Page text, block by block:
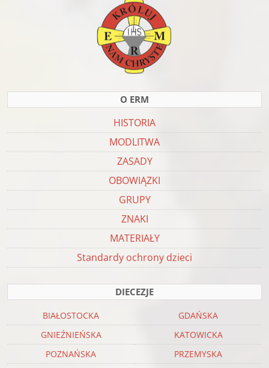
O ERM
HISTORIA
MODLITWA
ZASADY
OBOWIĄZKI
GRUPY
ZNAKI
MATERIAŁY
Standardy ochrony dzieci
DIECEZJE
BIAŁOSTOCKA
GDAŃSKA
GNIEŹNIEŃSKA
KATOWICKA
POZNAŃSKA
PRZEMYSKA